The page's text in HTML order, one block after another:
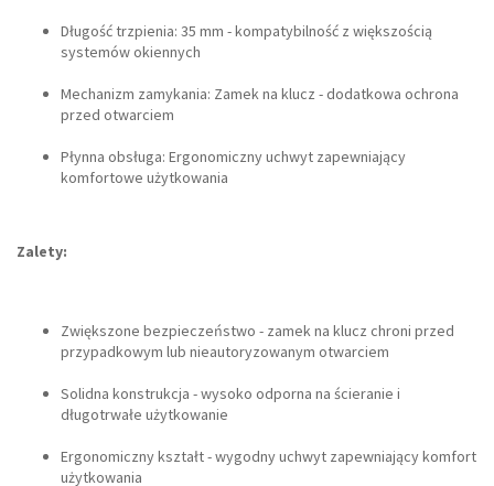
Długość trzpienia: 35 mm - kompatybilność z większością
systemów okiennych
Mechanizm zamykania: Zamek na klucz - dodatkowa ochrona
przed otwarciem
Płynna obsługa: Ergonomiczny uchwyt zapewniający
komfortowe użytkowania
Zalety:
Zwiększone bezpieczeństwo - zamek na klucz chroni przed
przypadkowym lub nieautoryzowanym otwarciem
Solidna konstrukcja - wysoko odporna na ścieranie i
długotrwałe użytkowanie
Ergonomiczny kształt - wygodny uchwyt zapewniający komfort
użytkowania